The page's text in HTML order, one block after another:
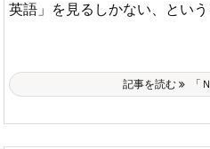
英語」を見るしかない、という
記事を読む 「